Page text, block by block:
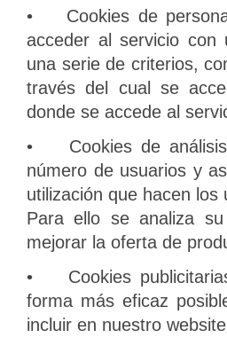
• Cookies de
acceder al servicio con
una serie de criterios,
través del cual se
donde se accede al
• Cookies de análisis:
número de usuarios y
utilización que hacen
Para ello se analiza
mejorar la oferta de
• Cookies
forma más eficaz
incluir en nuestro